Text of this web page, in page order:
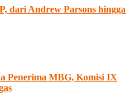
dari Andrew Parsons hingga
Penerima MBG, Komisi IX